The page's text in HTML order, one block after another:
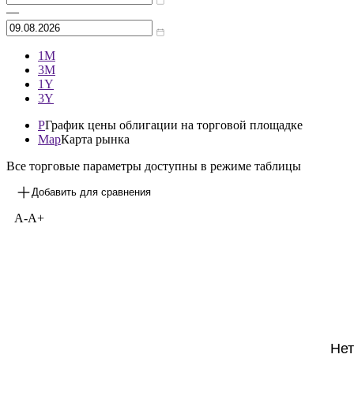
—
1М
3М
1Y
3Y
PГрафик цены облигации на торговой площадке
MapКарта рынка
Все торговые параметры доступны в режиме таблицы
Добавить для сравнения